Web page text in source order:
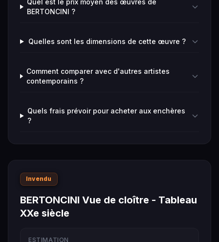
Quel est le prix moyen des œuvres de
BERTONCINI ?
Quelles sont les dimensions de cette œuvre ?
Comment comparer avec d'autres artistes
contemporains ?
Quels frais prévoir pour acheter aux enchères
?
Invendu
BERTONCINI Vue de cloître - Tableau
XXe siècle
ESTIMATION